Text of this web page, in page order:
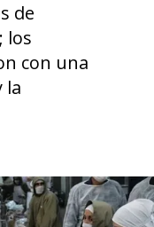
de
los
con una
la